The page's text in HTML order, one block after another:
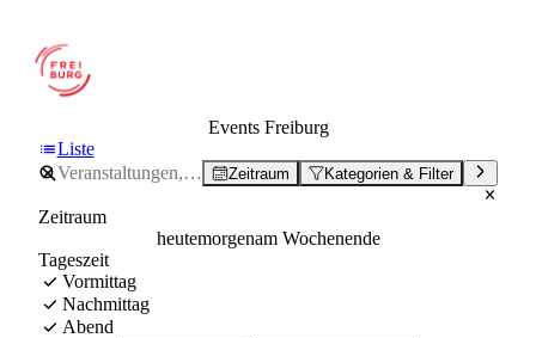
Events Freiburg
Liste
Zeitraum Kategorien & Filter
Zeitraum
heutemorgenam Wochenende
Tageszeit
Vormittag
Nachmittag
Abend